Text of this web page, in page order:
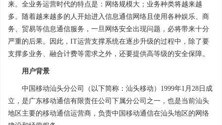
来。全业务运营时代的特点是：网络规模大；业务种类将越来越
多。随着越来越多的人开始进入信息通信网络且使用各种娱乐、商
务、贸易等信息通信服务，一旦网络安全出现问题，必将带来十分
严重的后果。因此，IT运营支撑系统在逐步升级的过程中，除了要
支撑多业务、融合计费等需求之外，还要提供高等级的安全保障。
用户背景
中国移动汕头分公司（以下简称：汕头移动）1999年1月28日成
立，是广东移动通信有限责任公司下属分公司之一，也是当前汕头
地区主要的移动通信运营商，负责中国移动通信在汕头地区的网络